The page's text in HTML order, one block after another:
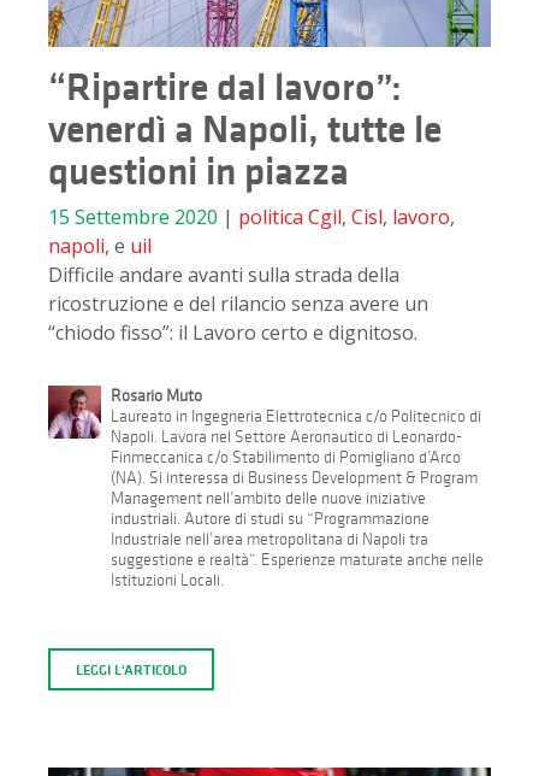
“Ripartire dal lavoro”:
venerdì a Napoli, tutte le
questioni in piazza
15 Settembre 2020 | politica Cgil, Cisl, lavoro,
napoli, e uil
Difficile andare avanti sulla strada della
ricostruzione e del rilancio senza avere un
“chiodo fisso”: il Lavoro certo e dignitoso.
Rosario Muto
Laureato in Ingegneria Elettrotecnica c/o Politecnico di
Napoli. Lavora nel Settore Aeronautico di Leonardo-
Finmeccanica c/o Stabilimento di Pomigliano d’Arco
(NA). Si interessa di Business Development & Program
Management nell’ambito delle nuove iniziative
industriali. Autore di studi su “Programmazione
Industriale nell’area metropolitana di Napoli tra
suggestione e realtà”. Esperienze maturate anche nelle
Istituzioni Locali.
LEGGI L'ARTICOLO